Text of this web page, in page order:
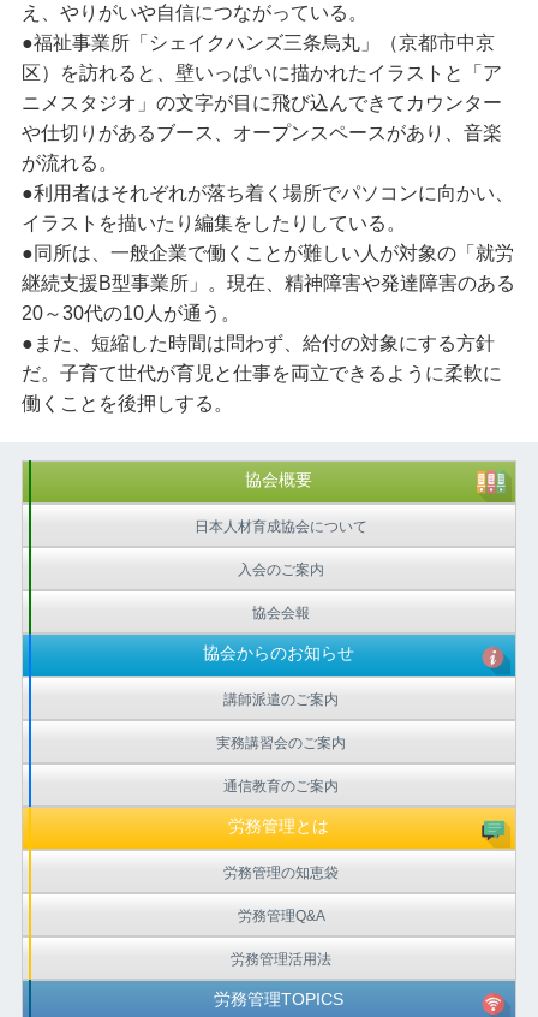
え、やりがいや自信につながっている。
●福祉事業所「シェイクハンズ三条烏丸」（京都市中京
区）を訪れると、壁いっぱいに描かれたイラストと「ア
ニメスタジオ」の文字が目に飛び込んできてカウンター
や仕切りがあるブース、オープンスペースがあり、音楽
が流れる。
●利用者はそれぞれが落ち着く場所でパソコンに向かい、
イラストを描いたり編集をしたりしている。
●同所は、一般企業で働くことが難しい人が対象の「就労
継続支援B型事業所」。現在、精神障害や発達障害のある
20～30代の10人が通う。
●また、短縮した時間は問わず、給付の対象にする方針
だ。子育て世代が育児と仕事を両立できるように柔軟に
働くことを後押しする。
協会概要
日本人材育成協会について
入会のご案内
協会会報
協会からのお知らせ
講師派遣のご案内
実務講習会のご案内
通信教育のご案内
労務管理とは
労務管理の知恵袋
労務管理Q&A
労務管理活用法
労務管理TOPICS